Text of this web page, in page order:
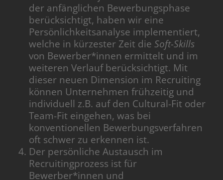
der anfänglichen Bewerbungsphase
berücksichtigt, haben wir eine
Persönlichkeitsanalyse implementiert,
welche in kürzester Zeit dieSoft-Skills
von Bewerber*innen ermittelt und im
weiteren Verlauf berücksichtigt. Mit
dieser neuen Dimension im Recruiting
können Unternehmen frühzeitig und
individuell z.B. auf den Cultural-Fit oder
Team-Fit eingehen, was bei
konventionellen Bewerbungsverfahren
oft schwer zu erkennen ist.
Der persönliche Austausch im
Recruitingprozess ist für
Bewerber*innen und